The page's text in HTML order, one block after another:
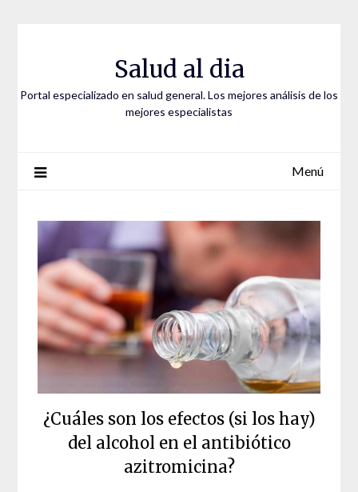
Salud al dia
Portal especializado en salud general. Los mejores análisis de los
mejores especialistas
Menú
¿Cuáles son los efectos (si los hay)
del alcohol en el antibiótico
azitromicina?